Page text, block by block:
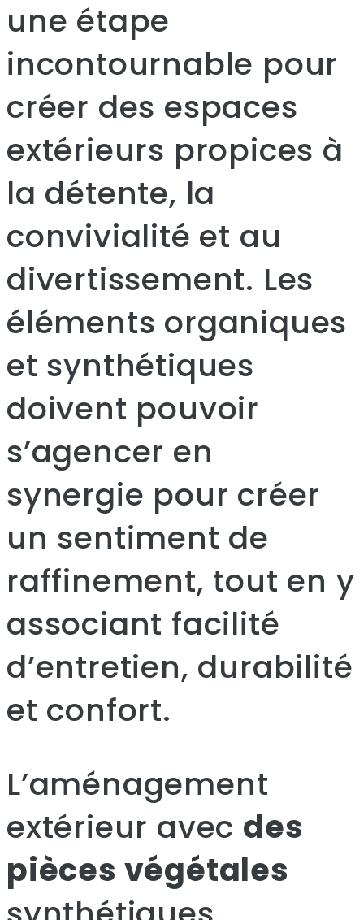
une étape
incontournable pour
créer des espaces
extérieurs propices à
la détente, la
convivialité et au
divertissement. Les
éléments organiques
et synthétiques
doivent pouvoir
s’agencer en
synergie pour créer
un sentiment de
raffinement, tout en y
associant facilité
d’entretien, durabilité
et confort.
L’aménagement
extérieur avec des
pièces végétales